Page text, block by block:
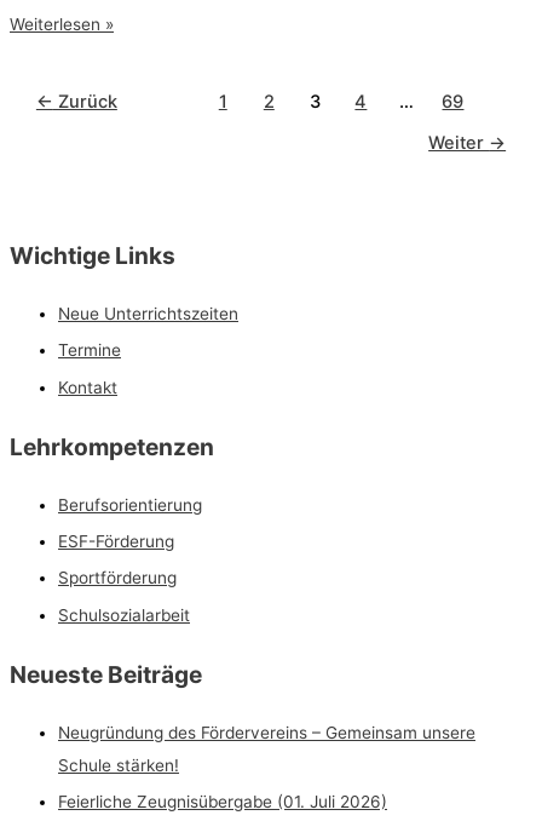
Girlsday
Weiterlesen »
← Zurück 1 2 3 4 …
69
Weiter →
Wichtige Links
Neue Unterrichtszeiten
Termine
Kontakt
Lehrkompetenzen
Berufsorientierung
ESF-Förderung
Sportförderung
Schulsozialarbeit
Neueste Beiträge
Neugründung des Fördervereins – Gemeinsam unsere
Schule stärken!
Feierliche Zeugnisübergabe (01. Juli 2026)